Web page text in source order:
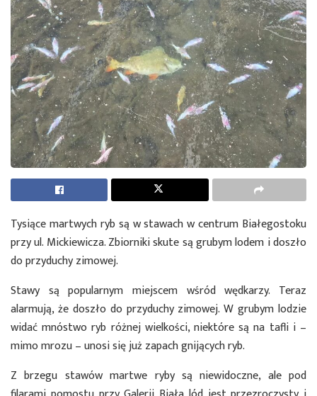
Tysiące martwych ryb są w stawach w centrum Białegostoku
przy ul. Mickiewicza. Zbiorniki skute są grubym lodem i doszło
do przyduchy zimowej.
Stawy są popularnym miejscem wśród wędkarzy. Teraz
alarmują, że doszło do przyduchy zimowej. W grubym lodzie
widać mnóstwo ryb różnej wielkości, niektóre są na tafli i –
mimo mrozu – unosi się już zapach gnijących ryb.
Z brzegu stawów martwe ryby są niewidoczne, ale pod